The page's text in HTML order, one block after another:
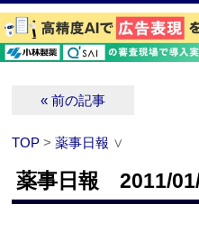
« 前の記事
TOP >薬事日報 ∨
薬事日報 2011/